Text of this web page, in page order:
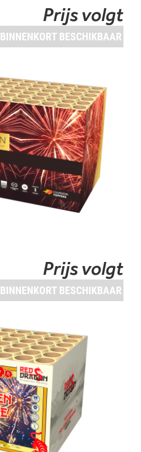
Prijs volgt
BINNENKORT BESCHIKBAAR
Prijs volgt
BINNENKORT BESCHIKBAAR